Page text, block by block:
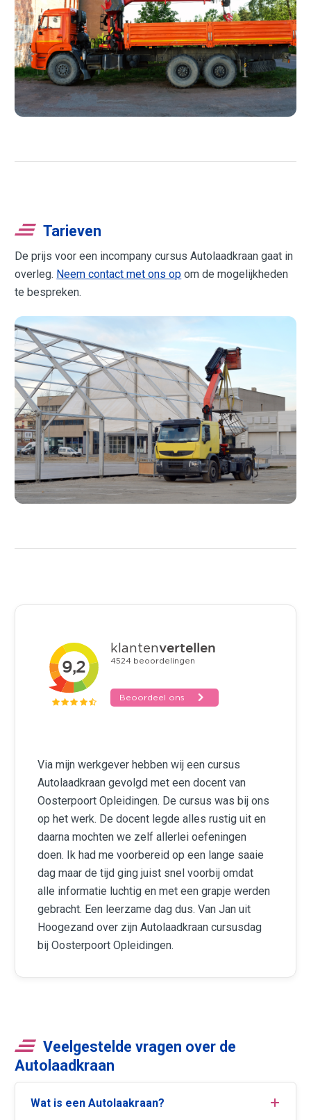
Tarieven
De prijs voor een incompany cursus Autolaadkraan gaat in
overleg. Neem contact met ons op om de mogelijkheden
te bespreken.
Via mijn werkgever hebben wij een cursus
Autolaadkraan gevolgd met een docent van
Oosterpoort Opleidingen. De cursus was bij ons
op het werk. De docent legde alles rustig uit en
daarna mochten we zelf allerlei oefeningen
doen. Ik had me voorbereid op een lange saaie
dag maar de tijd ging juist snel voorbij omdat
alle informatie luchtig en met een grapje werden
gebracht. Een leerzame dag dus. Van Jan uit
Hoogezand over zijn Autolaadkraan cursusdag
bij Oosterpoort Opleidingen.
Veelgestelde vragen over de
Autolaadkraan
Wat is een Autolaakraan?